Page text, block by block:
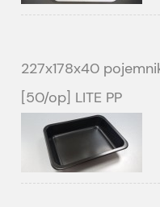
227x178x40
[50/op] LITE PP